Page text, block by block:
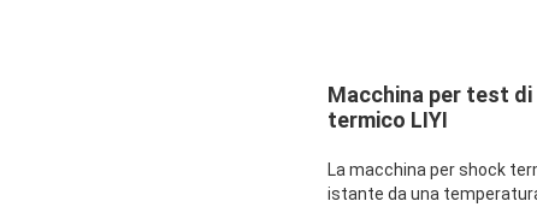
Macchina per test
termico LIYI
La macchina per shock
istante da una